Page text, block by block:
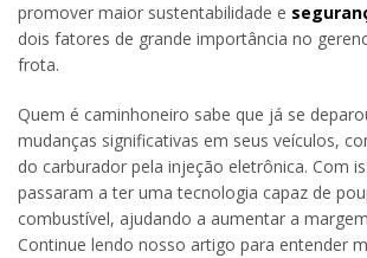
promover maior sustentabilidade e
dois fatores de grande importância no
frota.
Quem é caminhoneiro sabe que já se
mudanças significativas em seus veículos,
do carburador pela injeção eletrônica. Com
passaram a ter uma tecnologia capaz de
combustível, ajudando a aumentar a
Continue lendo nosso artigo para entender